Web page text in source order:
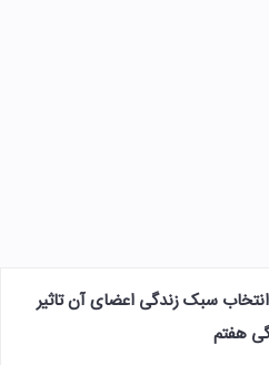
سبک زندگی اعضای آن تاثیر